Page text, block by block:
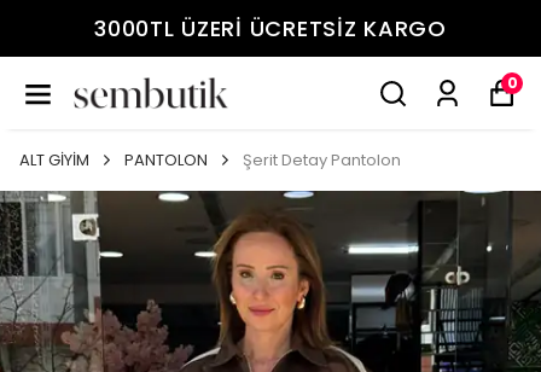
3000TL ÜZERİ ÜCRETSİZ KARGO
0
ALT GİYİM PANTOLON Şerit Detay Pantolon